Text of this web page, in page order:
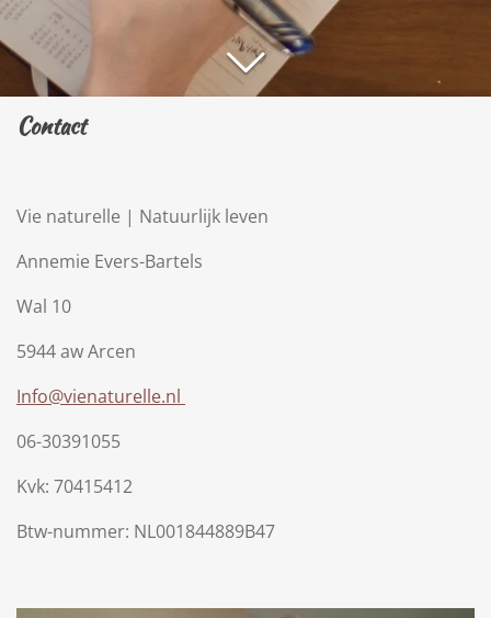
Contact
Vie naturelle | Natuurlijk leven
Annemie Evers-Bartels
Wal 10
5944 aw Arcen
Info@vienaturelle.nl
06-30391055
Kvk: 70415412
Btw-nummer: NL001844889B47